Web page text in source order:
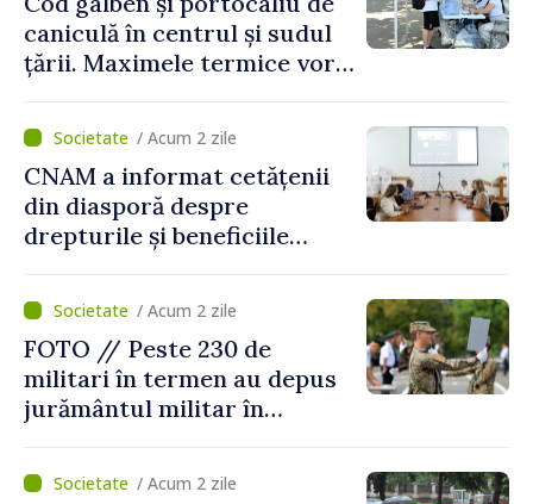
caniculă în centrul și sudul
țării. Maximele termice vor
/ Acum 2 zile
CNAM a informat cetățenii
din diasporă despre
drepturile și beneficiile
/ Acum 2 zile
FOTO // Peste 230 de
militari în termen au depus
jurământul militar în
/ Acum 2 zile